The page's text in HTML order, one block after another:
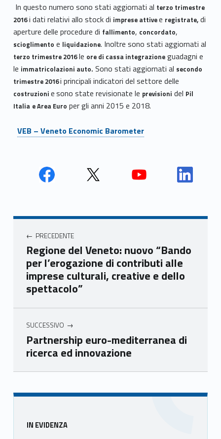
In questo numero sono stati aggiornati al terzo trimestre
2016i dati relativi allo stock di imprese attivee registrate,di
aperture delle procedure di fallimento, concordato,
scioglimento e liquidazione. Inoltre sono stati aggiornati al
terzo trimestre 2016le ore di cassa integrazioneguadagni e
le immatricolazioni auto. Sono stati aggiornati al secondo
trimestre 2016i principali indicatori del settore delle
costruzioni esono state revisionate le previsioni del Pil
Italia e Area Euro per gli anni 2015 e 2018.
VEB – Veneto Economic Barometer
Unio
mer
e
Ven
eto
Unio
e
Ven
eto
Unio
e
Ven
eto
Unio
e
Ven
eto
Navigazione articoli
PRECEDENTE
Regione del Veneto: nuovo “Bando
per l’erogazione di contributi alle
imprese culturali, creative e dello
spettacolo”
SUCCESSIVO
Partnership euro-mediterranea di
ricerca ed innovazione
Skip back to main navigation
Sidebar
IN EVIDENZA